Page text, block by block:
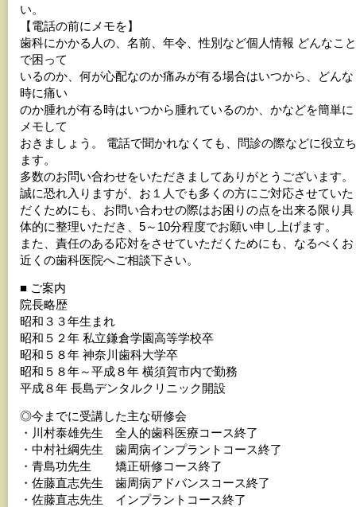
い。
【電話の前にメモを】
歯科にかかる人の、名前、年令、性別など個人情報 どんなこと
で困って
いるのか、何が心配なのか痛みが有る場合はいつから、どんな
時に痛い
のか腫れが有る時はいつから腫れているのか、かなどを簡単に
メモして
おきましょう。 電話で聞かれなくても、問診の際などに役立ち
ます。
多数のお問い合わせをいただきましてありがとうございます。
誠に恐れ入りますが、お１人でも多くの方にご対応させていた
だくためにも、お問い合わせの際はお困りの点を出来る限り具
体的に整理いただき、5～10分程度でお願い申し上げます。
また、責任のある応対をさせていただくためにも、なるべくお
近くの歯科医院へご相談下さい。
■ ご案内
院長略歴
昭和３３年生まれ
昭和５２年 私立鎌倉学園高等学校卒
昭和５８年 神奈川歯科大学卒
昭和５８年～平成８年 横須賀市内で勤務
平成８年 長島デンタルクリニック開設
◎今までに受講した主な研修会
・川村泰雄先生 全人的歯科医療コース終了
・中村社綱先生 歯周病インプラントコース終了
・青島功先生 矯正研修コース終了
・佐藤直志先生 歯周病アドバンスコース終了
・佐藤直志先生 インプラントコース終了